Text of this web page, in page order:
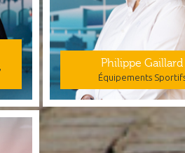
Philippe Gaillard
Équipements